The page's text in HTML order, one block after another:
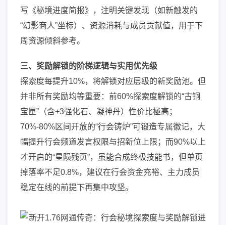
写《秘境进度简报》，注明关键发现（如新触发的
“幻影商人”坐标）、资源消耗与成员贡献值，用于下
周资源倾斜参考。
三、奖励解锁的阶梯逻辑与实用优先级
探索度每提升10%，将解锁对应层级的新奖励池。但
并非所有奖励均等重要：前60%探索度解锁的“古铜
宝匣”（含+3强化石、凝神丹）性价比極高；
70%-80%区间开放的“行会铸炉”可锻造专属徽记，大
幅提升行会频道发言权限与招新位上限；而90%以上
才开启的“星陨残页”，虽能合成终极技能书，但单页
掉落率不足0.8%，建议在行会资金充裕、主力成员
稳定在线的前提下再集中攻坚。